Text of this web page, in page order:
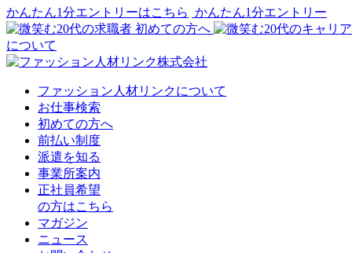
かんたん1分エントリーはこちら かんたん1分エントリー
初めての方へ
について
ファッション人材リンクについて
お仕事検索
初めての方へ
前払い制度
派遣を知る
事業所案内
正社員希望
の方はこちら
マガジン
ニュース